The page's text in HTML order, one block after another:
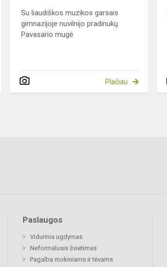
Su liaudiškos muzikos garsais
gimnazijoje nuvilnijo pradinukų
Pavasario mugė
Plačiau
Paslaugos
Vidurinis ugdymas
Neformalusis švietimas
Pagalba mokiniams ir tėvams